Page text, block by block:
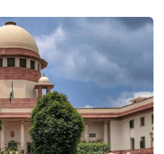
தெரிவித்துள்ளார்.